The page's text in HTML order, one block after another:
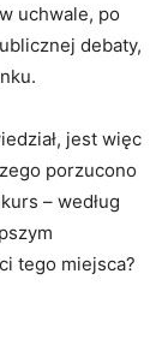
uchwale, po
debaty,
jest więc
porzucono
– według
tego miejsca?